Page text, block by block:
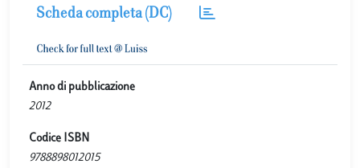
Scheda completa (DC)
Anno di pubblicazione
2012
Codice ISBN
9788898012015